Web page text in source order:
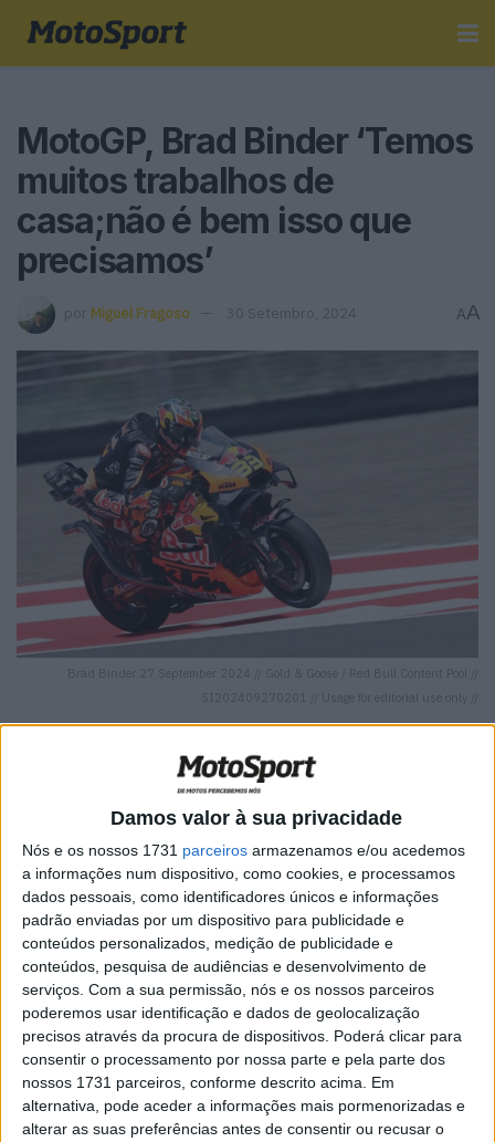
Damos valor à sua privacidade
Nós e os nossos 1731 parceiros armazenamos e/ou acedemos
a informações num dispositivo, como cookies, e processamos
dados pessoais, como identificadores únicos e informações
padrão enviadas por um dispositivo para publicidade e
conteúdos personalizados, medição de publicidade e
conteúdos, pesquisa de audiências e desenvolvimento de
serviços. Com a sua permissão, nós e os nossos parceiros
poderemos usar identificação e dados de geolocalização
precisos através da procura de dispositivos. Poderá clicar para
consentir o processamento por nossa parte e pela parte dos
nossos 1731 parceiros, conforme descrito acima. Em
alternativa, pode aceder a informações mais pormenorizadas e
alterar as suas preferências antes de consentir ou recusar o
MotoGP, Brad Binder ‘Temos
muitos trabalhos de
casa;não é bem isso que
precisamos’
por Miguel Fragoso 30 Setembro, 2024 AA
Brad Binder 27 September 2024 // Gold & Goose / Red Bull Content Pool //
SI202409270201 // Usage for editorial use only //
O piloto sul-africano, Brad Binder, terminou em oitavo,
terminando a corrida entre os dois pilotos franceses
Quartararo (7º) e Zarco (9º) e, assim, fez muito melhor do
que na sprint do dia anterior, onde terminou em 13º. No
entanto, apenas doze pilotos chegaram à bandeira
axadrezada no GP Mandalika.
Em declarações segundo o site
https://www.speedweek.com/ , Binder falou sobre um fim
de semana dificil na Indonésia.